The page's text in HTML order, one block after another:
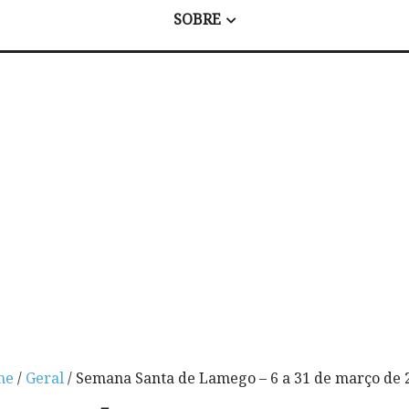
SOBRE
/ Geral/ Semana Santa de Lamego – 6 a 31 de março de